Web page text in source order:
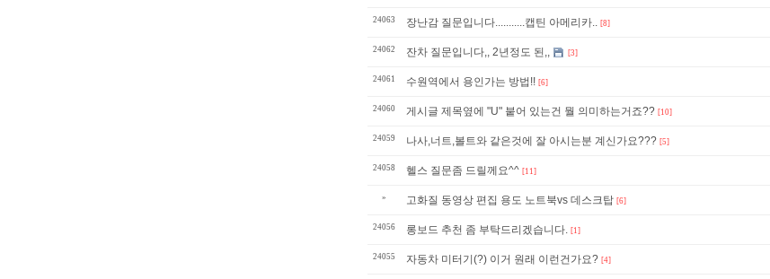
24063 장난감 질문입니다...........캡틴 아메리카.. [8]
24062 잔차 질문입니다,, 2년정도 된,, [3]
24061 수원역에서 용인가는 방법!! [6]
24060 게시글 제목옆에 "U" 붙어 있는건 뭘 의미하는거죠?? [10]
24059 나사,너트,볼트와 같은것에 잘 아시는분 계신가요??? [5]
24058 헬스 질문좀 드릴께요^^ [11]
» 고화질 동영상 편집 용도 노트북vs 데스크탑 [6]
24056 롱보드 추천 좀 부탁드리겠습니다. [1]
24055 자동차 미터기(?) 이거 원래 이런건가요? [4]